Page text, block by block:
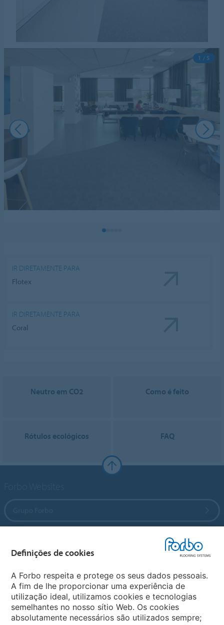
1 / 5
IR DIRETAMENTE PARA
Flotex
IR DIRETAMENTE PARA
Coral
Neutro em CO2 Como é feito
Rótulos ecológicos FAQ
Sites Forbo
Definições de cookies
A Forbo respeita e protege os seus dados pessoais.
A fim de lhe proporcionar uma experiência de
utilização ideal, utilizamos cookies e tecnologias
semelhantes no nosso sítio Web. Os cookies
absolutamente necessários são utilizados sempre;